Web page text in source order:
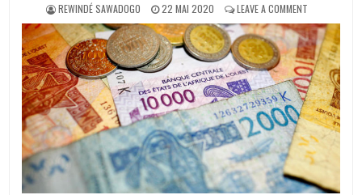
AUTHOR:
REWINDÉ SAWADOGO
PUBLISHED
DATE:
22 MAI 2020 LEAVE A COMMENT
LE
FRANÇAIS
ADOPTE
LE
PROJET
DE
LOI
ENTÉRINANT
LA
FIN
DU
FRANC